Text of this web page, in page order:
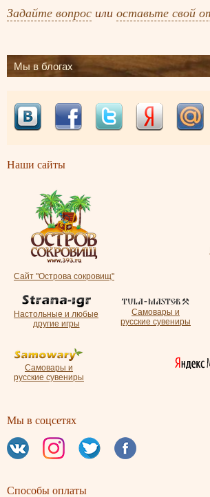
Задайте вопрос или оставьте свой
Мы в блогах
Наши сайты
Сайт "Острова сокровищ"
Настольные и любые
другие игры
Самовары и
русские сувениры
Самовары и
русские сувениры
Мы в соцсетях
Способы оплаты